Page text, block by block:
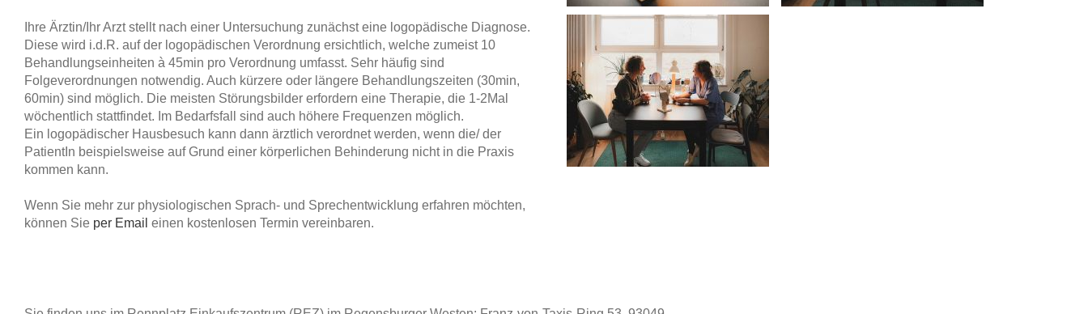
Ihre Ärztin/Ihr Arzt stellt nach einer Untersuchung zunächst eine logopädische Diagnose.
Diese wird i.d.R. auf der logopädischen Verordnung ersichtlich, welche zumeist 10
Behandlungseinheiten à 45min pro Verordnung umfasst. Sehr häufig sind
Folgeverordnungen notwendig. Auch kürzere oder längere Behandlungszeiten (30min,
60min) sind möglich. Die meisten Störungsbilder erfordern eine Therapie, die 1-2Mal
wöchentlich stattfindet. Im Bedarfsfall sind auch höhere Frequenzen möglich.
Ein logopädischer Hausbesuch kann dann ärztlich verordnet werden, wenn die/ der
PatientIn beispielsweise auf Grund einer körperlichen Behinderung nicht in die Praxis
kommen kann.
Wenn Sie mehr zur physiologischen Sprach- und Sprechentwicklung erfahren möchten,
können Sie per Email einen kostenlosen Termin vereinbaren.